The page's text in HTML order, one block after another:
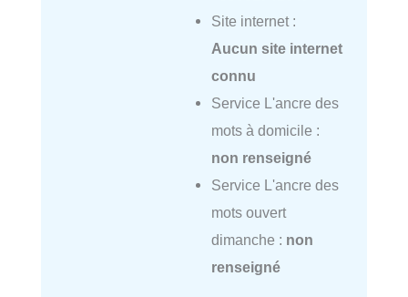
Site internet :
Aucun site internet
connu
Service L'ancre des
mots à domicile :
non renseigné
Service L'ancre des
mots ouvert
dimanche : non
renseigné